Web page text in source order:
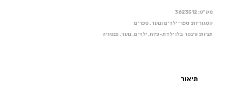
מק"ט: 3623512
קטגוריות: ספרי ילדים ונוער,ספרים
תגיות: ווינטר בלו ילדת-פיות,ילדים,נוער,פנטזיה
תיאור